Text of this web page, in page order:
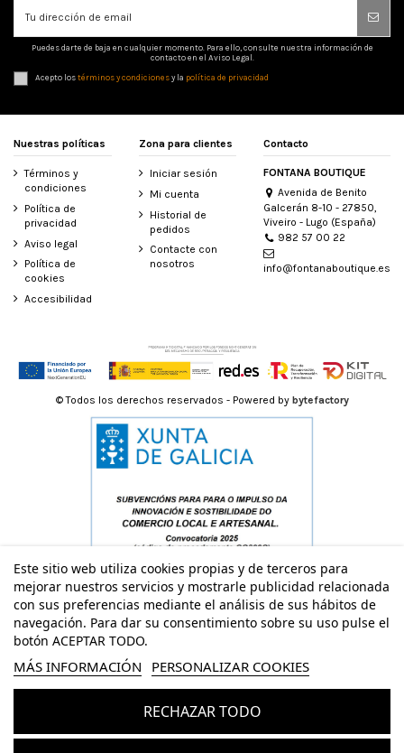
Puedes darte de baja en cualquier momento. Para ello, consulte nuestra información de
contacto en el Aviso Legal.
Acepto lostérminos y condicionesy la política de privacidad
Nuestras políticas
Términos y
condiciones
Política de
privacidad
Aviso legal
Política de
cookies
Accesibilidad
Zona para clientes
Iniciar sesión
Mi cuenta
Historial de
pedidos
Contacte con
nosotros
Contacto
FONTANA BOUTIQUE
Avenida de Benito
Galcerán 8-10 - 27850,
Viveiro - Lugo (España)
982 57 00 22
info@fontanaboutique.es
Este sitio web utiliza cookies propias y de terceros para
mejorar nuestros servicios y mostrarle publicidad relacionada
con sus preferencias mediante el análisis de sus hábitos de
navegación. Para dar su consentimiento sobre su uso pulse el
botón ACEPTAR TODO.
MÁS INFORMACIÓN PERSONALIZAR COOKIES
RECHAZAR TODO
© Todos los derechos reservados - Powered by bytefactory